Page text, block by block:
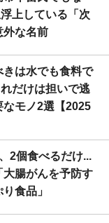
上している「次
外な名前
は水でも食料で
だけは担いで逃
なモノ2選【2025
2個食べるだけ...
腸がんを予防す
食品」